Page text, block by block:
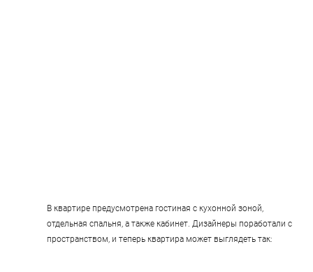
В квартире предусмотрена гостиная с кухонной зоной,
отдельная спальня, а также кабинет. Дизайнеры поработали с
пространством, и теперь квартира может выглядеть так: